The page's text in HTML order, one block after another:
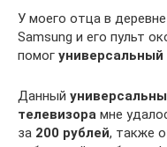
У моего отца в
Samsung и его пульт
помог универсальный
Данный
телевизора мне
за 200 рублей, также